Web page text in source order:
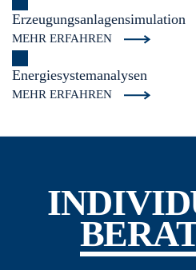
Erzeugungsanlagensimulation
MEHR ERFAHREN
Energiesystemanalysen
MEHR ERFAHREN